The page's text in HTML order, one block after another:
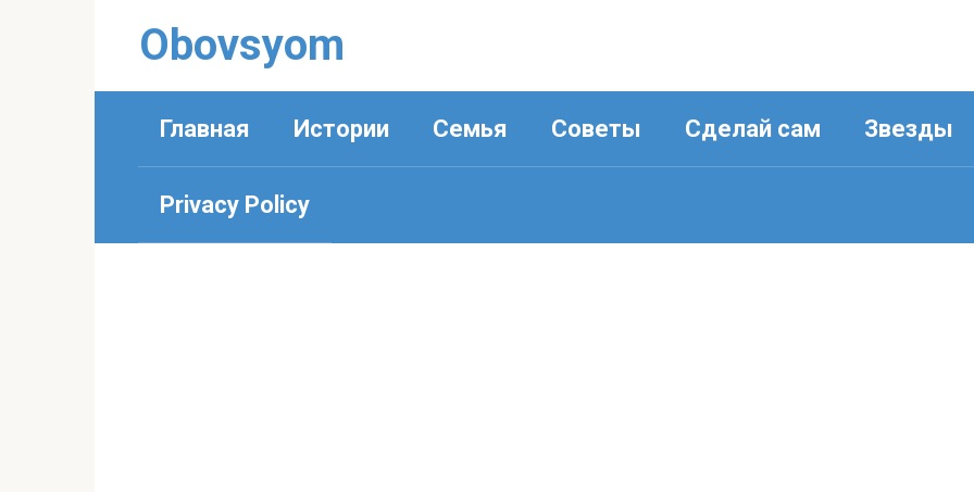
Obovsyom
Главная Истории Семья Советы Сделай сам Звезды
Privacy Policy